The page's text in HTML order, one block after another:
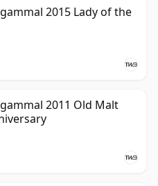
2015 Lady of the
2011 Old Malt